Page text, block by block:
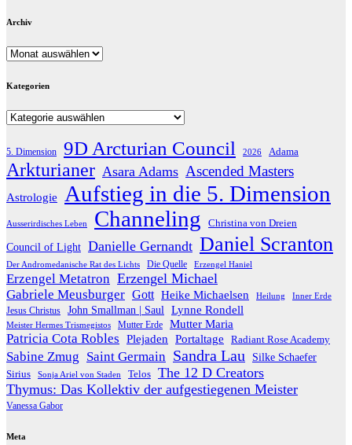
Archiv
Archiv
Kategorien
Kategorien
5. Dimension 9D Arcturian Council 2026 Adama
Arkturianer Asara Adams Ascended Masters
Astrologie Aufstieg in die 5. Dimension
Ausserirdisches Leben Channeling Christina von Dreien
Council of Light Danielle Gernandt Daniel Scranton
Der Andromedanische Rat des Lichts Die Quelle Erzengel Haniel
Erzengel Metatron Erzengel Michael
Gabriele Meusburger Gott Heike Michaelsen Heilung Inner Erde
Jesus Christus John Smallman | Saul Lynne Rondell
Meister Hermes Trismegistos Mutter Erde Mutter Maria
Patricia Cota Robles Plejaden Portaltage Radiant Rose Academy
Sabine Zmug Saint Germain Sandra Lau Silke Schaefer
Sirius Sonja Ariel von Staden Telos The 12 D Creators
Thymus: Das Kollektiv der aufgestiegenen Meister
Vanessa Gabor
Meta